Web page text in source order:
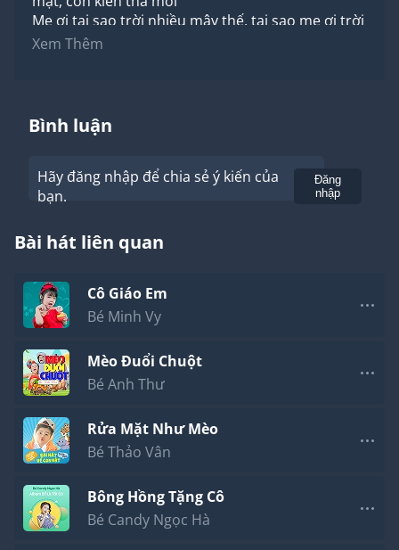
Mẹ ơi tại sao trời nhiều mây thế, tại sao mẹ ơi trời
mưa hay nắng...
vàng đỏ mọc trên mái nhà...
Ô ngày may ngày con đến trường khi ngoài sân gà
Cô dạy con học rất vui vui 1, 2,3 cùng nhau hát
ca...
và lớn lên mau.
Con làm theo lời ba và mẹ À tại sao con lớn mẹ
Mẹ ơi tại sao ông có lưng cong, tiếng ông ồm ồm,
râu tóc ông dài.
Mẹ ơi tại sao ba nói thương con, nhớ thương là gì
vì sao hỡi mẹ.
Xem Thêm
Bình luận
Hãy đăng nhập để chia sẻ ý kiến của
bạn.
Đăng
nhập
Bài hát liên quan
Cô Giáo Em
Bé Minh Vy
Mèo Đuổi Chuột
Bé Anh Thư
Rửa Mặt Như Mèo
Bé Thảo Vân
Bông Hồng Tặng Cô
Bé Candy Ngọc Hà